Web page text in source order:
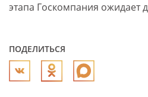
этапа Госкомпания ожидает
ПОДЕЛИТЬСЯ